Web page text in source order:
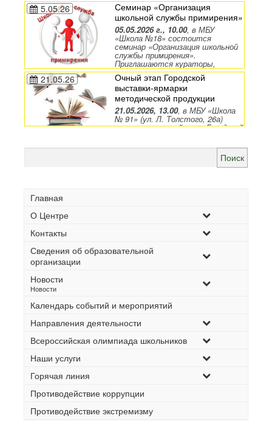
Семинар «Организация
школьной службы примирения»
05.05.2026 г., 10.00, в МБУ
«Школа №18» состоится
семинар «Организация школьной
службы примирения».
Приглашаются кураторы,
медиаторы школьных служб
примирения МБУ
2,11,14,15,18,39,75,80,55
Комсомольского района
5.05.26
Очный этап Городской
выставки-ярмарки
методической продукции
21.05.2026, 13.00, в МБУ «Школа
№ 91» (ул. Л. Толстого, 26а)
состоится очный этап Городской
педагогические работники МОУ,
21.05.26
Найти:
Главная
О Центре
Контакты
Сведения об образовательной
организации
Новости
–
Новости
Календарь событий и мероприятий
Направления деятельности
Всероссийская олимпиада школьников
Наши услуги
Горячая линия
Противодействие коррупции
Противодействие экстремизму